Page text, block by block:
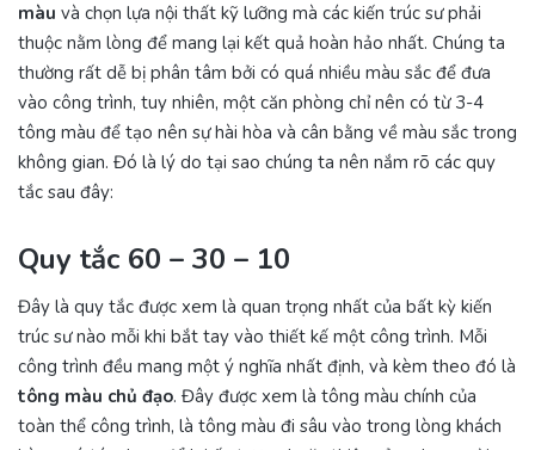
màu và chọn lựa nội thất kỹ lưỡng mà các kiến trúc sư phải
thuộc nằm lòng để mang lại kết quả hoàn hảo nhất. Chúng ta
thường rất dễ bị phân tâm bởi có quá nhiều màu sắc để đưa
vào công trình, tuy nhiên, một căn phòng chỉ nên có từ 3-4
tông màu để tạo nên sự hài hòa và cân bằng về màu sắc trong
không gian. Đó là lý do tại sao chúng ta nên nắm rõ các quy
tắc sau đây:
Quy tắc 60 – 30 – 10
Đây là quy tắc được xem là quan trọng nhất của bất kỳ kiến
trúc sư nào mỗi khi bắt tay vào thiết kế một công trình. Mỗi
công trình đều mang một ý nghĩa nhất định, và kèm theo đó là
tông màu chủ đạo. Đây được xem là tông màu chính của
toàn thể công trình, là tông màu đi sâu vào trong lòng khách